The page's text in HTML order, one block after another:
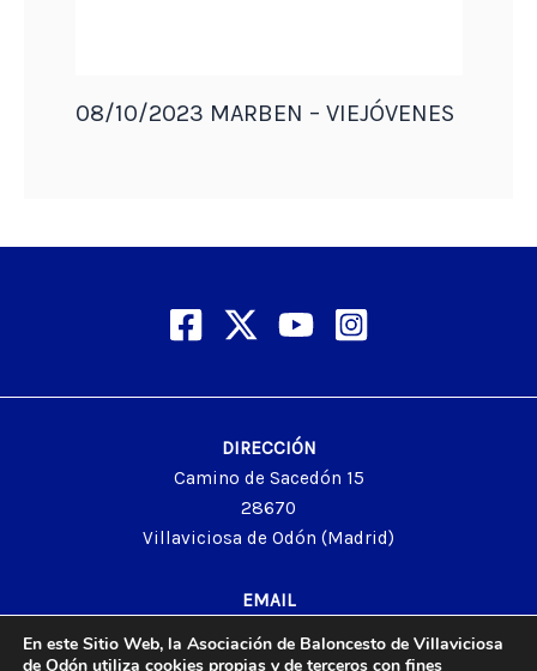
08/10/2023 MARBEN – VIEJÓVENES
DIRECCIÓN
Camino de Sacedón 15
28670
Villaviciosa de Odón (Madrid)
EMAIL
TELÉFONO
En este Sitio Web, la Asociación de Baloncesto de Villaviciosa
de Odón utiliza cookies propias y de terceros con fines